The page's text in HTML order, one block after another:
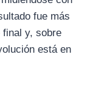
fue más
y, sobre
está en